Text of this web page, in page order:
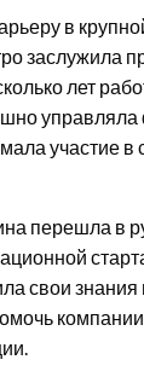
в
заслужила
лет
участие в
перешла в
свои знания